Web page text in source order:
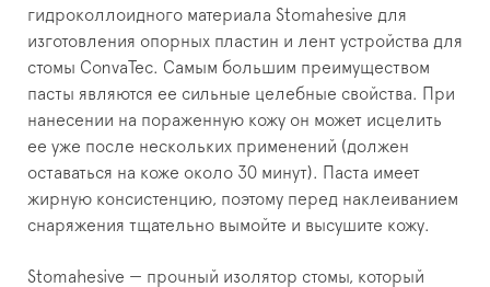
гидроколлоидного материала Stomahesive для
изготовления опорных пластин и лент устройства для
стомы ConvaTec. Самым большим преимуществом
пасты являются ее сильные целебные свойства. При
нанесении на пораженную кожу он может исцелить
ее уже после нескольких применений (должен
оставаться на коже около 30 минут). Паста имеет
жирную консистенцию, поэтому перед наклеиванием
снаряжения тщательно вымойте и высушите кожу.
Stomahesive — прочный изолятор стомы, который